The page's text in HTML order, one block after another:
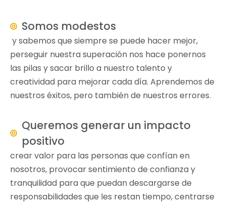
Somos modestos
y sabemos que siempre se puede hacer mejor,
perseguir nuestra superación nos hace ponernos
las pilas y sacar brillo a nuestro talento y
creatividad para mejorar cada día. Aprendemos de
nuestros éxitos, pero también de nuestros errores.
Queremos generar un impacto
positivo
crear valor para las personas que confían en
nosotros, provocar sentimiento de confianza y
tranquilidad para que puedan descargarse de
responsabilidades que les restan tiempo, centrarse